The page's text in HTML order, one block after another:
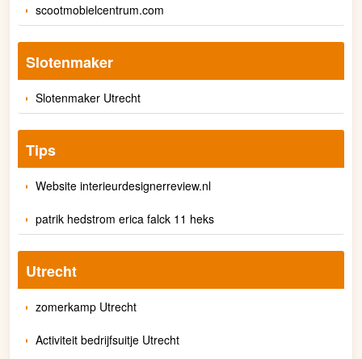
scootmobielcentrum.com
Slotenmaker
Slotenmaker Utrecht
Tips
Website interieurdesignerreview.nl
patrik hedstrom erica falck 11 heks
Utrecht
zomerkamp Utrecht
Activiteit bedrijfsuitje Utrecht